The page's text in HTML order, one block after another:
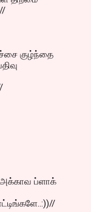
குழ்ந்தை
அக்காவ ப்ளாக்